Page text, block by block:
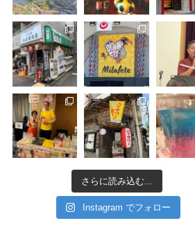
さらに読み込む...
Instagram でフォロー